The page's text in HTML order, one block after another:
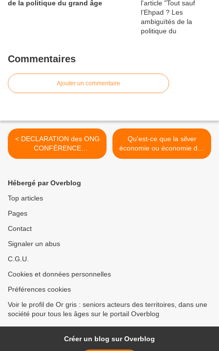
de la politique du grand âge
Commentaires
Ajouter un commentaire
< DECLARATION des ONG
CONFÉRENCE
MINISTERIELLE UNECE
Europe) SUR LE
VIEILLISSEMENT DE LA
Qu'est-ce que la silver
économie ou économie des
seniors ? >
Hébergé par Overblog
Top articles
Pages
Contact
Signaler un abus
C.G.U.
Cookies et données personnelles
Préférences cookies
Voir le profil de Or gris : seniors acteurs des territoires, dans une
société pour tous les âges sur le portail Overblog
Créer un blog sur Overblog